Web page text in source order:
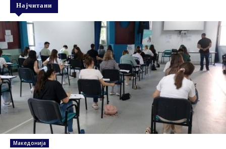
Најчитани
Македонија